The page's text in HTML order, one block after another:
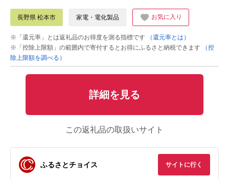
長野県 松本市 家電・電化製品 お気に入り
※「還元率」とは返礼品のお得度を測る指標です
（還元率とは）
※「控除上限額」の範囲内で寄付するとお得にふるさと納税できます
（控
除上限額を調べる）
詳細を見る
この返礼品の取扱いサイト
ふるさとチョイス サイトに行く